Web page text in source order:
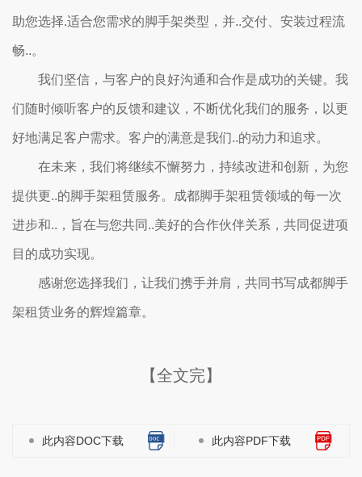
助您选择.适合您需求的脚手架类型，并..交付、安装过程流
畅..。
我们坚信，与客户的良好沟通和合作是成功的关键。我
们随时倾听客户的反馈和建议，不断优化我们的服务，以更
好地满足客户需求。客户的满意是我们..的动力和追求。
在未来，我们将继续不懈努力，持续改进和创新，为您
提供更..的脚手架租赁服务。成都脚手架租赁领域的每一次
进步和..，旨在与您共同..美好的合作伙伴关系，共同促进项
目的成功实现。
感谢您选择我们，让我们携手并肩，共同书写成都脚手
架租赁业务的辉煌篇章。
【全文完】
此内容DOC下载 此内容PDF下载